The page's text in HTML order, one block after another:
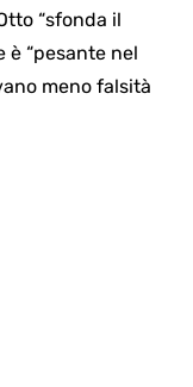
“sfonda il
è “pesante nel
meno falsità